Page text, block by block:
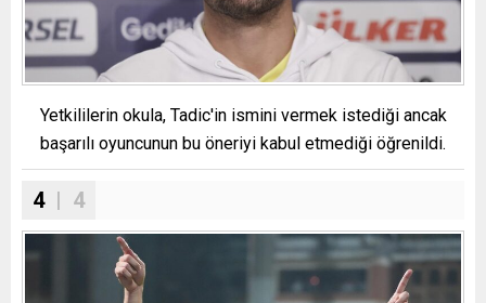
Yetkililerin okula, Tadic'in ismini vermek istediği ancak
başarılı oyuncunun bu öneriyi kabul etmediği öğrenildi.
4| 4